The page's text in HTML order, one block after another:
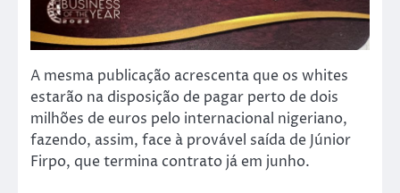
A mesma publicação acrescenta que os whites
estarão na disposição de pagar perto de dois
milhões de euros pelo internacional nigeriano,
fazendo, assim, face à provável saída de Júnior
Firpo, que termina contrato já em junho.